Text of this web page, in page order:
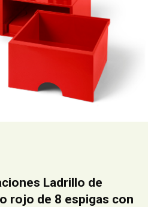
Ladrillo de
rojo de 8 espigas con